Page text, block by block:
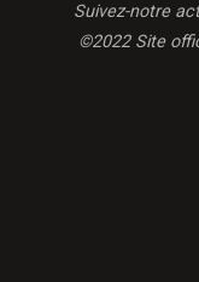
Suivez-notre
©2022 Site